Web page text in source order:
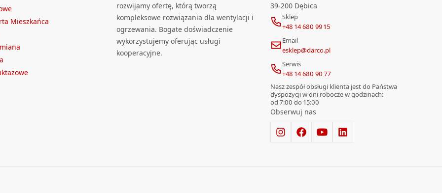
Mieszkańca
rozwijamy ofertę, którą tworzą
kompleksowe rozwiązania dla wentylacji i
ogrzewania. Bogate doświadczenie
wykorzystujemy oferując usługi
kooperacyjne.
39-200 Dębica
Sklep
+48 14 680 99 15
Email
esklep@darco.pl
Serwis
+48 14 680 90 77
Nasz zespół obsługi klienta jest do Państwa
dyspozycji w dni robocze w godzinach:
od 7:00 do 15:00
Obserwuj nas